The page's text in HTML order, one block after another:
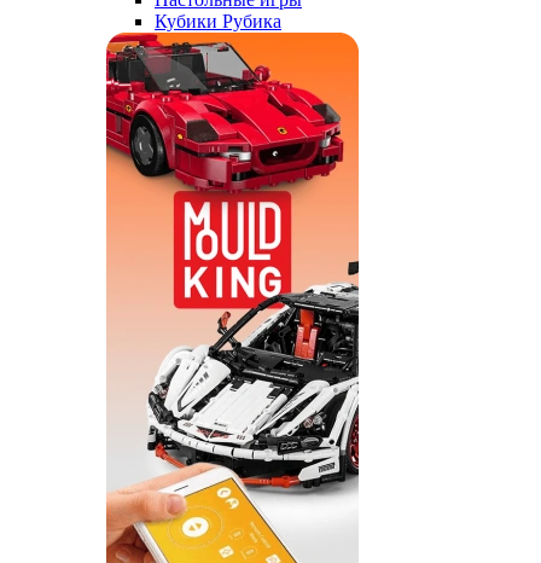
Кубики Рубика